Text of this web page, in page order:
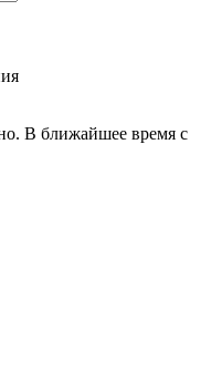
В ближайшее время с